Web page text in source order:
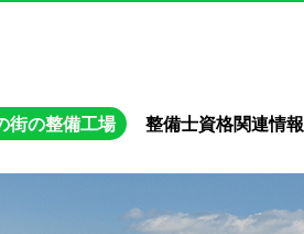
街の整備工場 整備士資格関連情報